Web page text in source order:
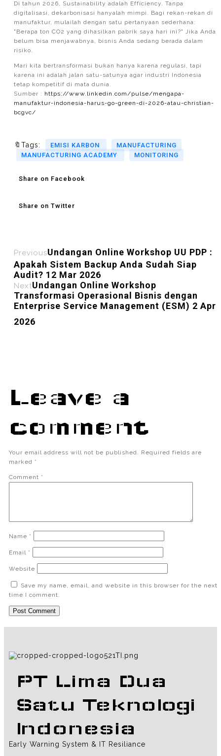
Di tahun 2026, Sustainability adalah Efficiency. Tanpa
digitalisasi, dekarbonisasi hanyalah mimpi. Bagi rekan-rekan di
manufaktur, mulailah dengan satu pertanyaan sederhana:
"Berapa ton CO2 yang dihasilkan pabrik saya hari ini?" Jika Anda
belum bisa menjawabnya, bisnis Anda sedang berada dalam
risiko.
Mari kita bertransformasi bukan hanya karena regulasi, tapi
karena ini adalah jalan satu-satunya agar industri Indonesia
tetap kompetitif di mata dunia.
Sumber : https://www.linkedin.com/pulse/mengapa-
manufaktur-indonesia-harus-go-green-di-2026-atau-christian-
bcgvc/
🔖Tags: EMISI KARBON
MANUFACTURING
MANUFACTURING ACADEMY
MONITORING
Share on Facebook
Share on Twitter
PreviousUndangan Online Workshop UU PDP :
Apakah Sistem Backup Anda Sudah Siap
Audit? 12 Mar 2026
NextUndangan Online Workshop
Transformasi Operasional Bisnis dengan
Enterprise Service Management (ESM) 2 Apr
2026
Leave a
comment
Your email address will not be published. Required fields are
marked *
Comment *
Name *
Email *
Website
Save my name, email, and website in this browser for the next
time I comment.
PT Lima Dua
Satu Teknologi
Indonesia
Early Warning System & IT Resiliance